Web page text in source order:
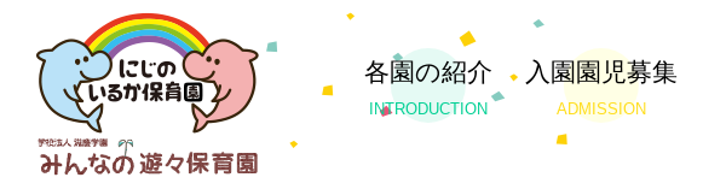
各園の紹介
INTRODUCTION
入園園児募集
ADMISSION